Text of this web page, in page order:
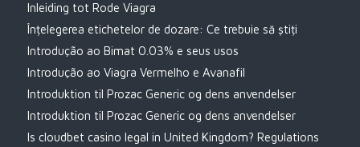
Inleiding tot Rode Viagra
Înțelegerea etichetelor de dozare: Ce trebuie să știți
Introdução ao Bimat 0.03% e seus usos
Introdução ao Viagra Vermelho e Avanafil
Introduktion til Prozac Generic og dens anvendelser
Introduktion til Prozac Generic og dens anvendelser
Is cloudbet casino legal in United Kingdom? Regulations